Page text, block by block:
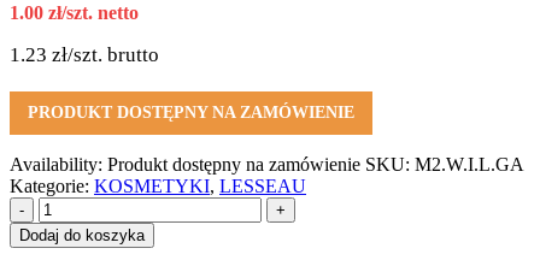
1.00 zł/szt. netto
1.23 zł/szt. brutto
PRODUKT DOSTĘPNY NA ZAMÓWIENIE
Availability: Produkt dostępny na zamówienie SKU: M2.W.I.L.GA
Kategorie: KOSMETYKI, LESSEAU
-
+
Dodaj do koszyka